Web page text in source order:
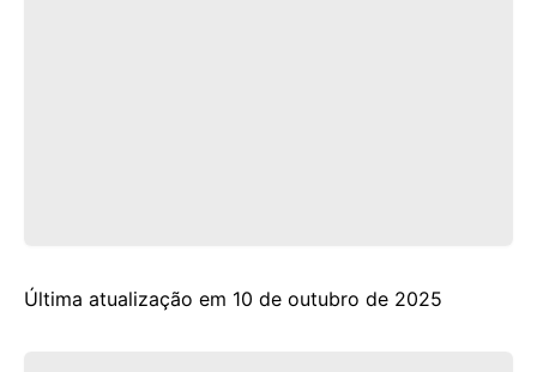
Última atualização em 10 de outubro de 2025